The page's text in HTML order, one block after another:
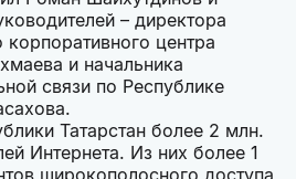
– директора
центра
и начальника
связи по Республике
Татарстан более 2 млн.
Интернета. Из них более 1